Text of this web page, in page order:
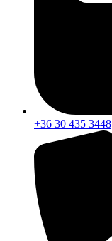
+36 30 435 3448